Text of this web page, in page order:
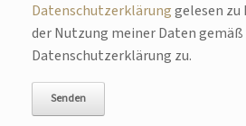
Datenschutzerklärunggelesen zu
der Nutzung meiner Daten gemäß
Datenschutzerklärung zu.